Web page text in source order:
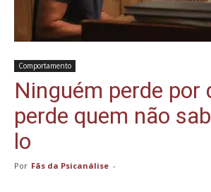
Comportamento
Ninguém perde por
perde quem não
lo
Por Fãs da Psicanálise -